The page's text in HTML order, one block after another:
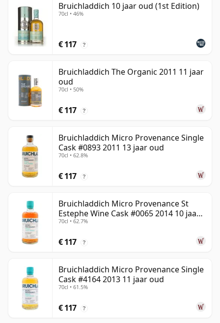
Bruichladdich 10 jaar oud (1st Edition)
70cl • 46%
€ 117 ?
Bruichladdich The Organic 2011 11 jaar
oud
70cl • 50%
€ 117 ?
Bruichladdich Micro Provenance Single
Cask #0893 2011 13 jaar oud
70cl • 62.8%
€ 117 ?
Bruichladdich Micro Provenance St
Estephe Wine Cask #0065 2014 10 jaar
oud
70cl • 62.7%
€ 117 ?
Bruichladdich Micro Provenance Single
Cask #4164 2013 11 jaar oud
70cl • 61.5%
€ 117 ?